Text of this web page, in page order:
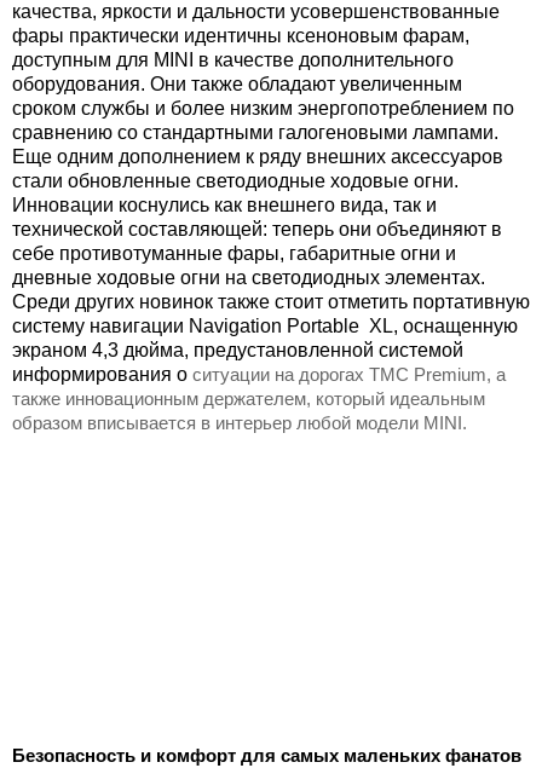
качества, яркости и дальности усовершенствованные
фары практически идентичны ксеноновым фарам,
доступным для MINI в качестве дополнительного
оборудования. Они также обладают увеличенным
сроком службы и более низким энергопотреблением по
сравнению со стандартными галогеновыми лампами.
Еще одним дополнением к ряду внешних аксессуаров
стали обновленные светодиодные ходовые огни.
Инновации коснулись как внешнего вида, так и
технической составляющей: теперь они объединяют в
себе противотуманные фары, габаритные огни и
дневные ходовые огни на светодиодных элементах.
Среди других новинок также стоит отметить портативную
систему навигации Navigation Portable XL, оснащенную
экраном 4,3 дюйма, предустановленной системой
информирования о ситуации на дорогах TMC Premium, а
также инновационным держателем, который идеальным
образом вписывается в интерьер любой модели MINI.
Безопасность и комфорт для самых маленьких фанатов